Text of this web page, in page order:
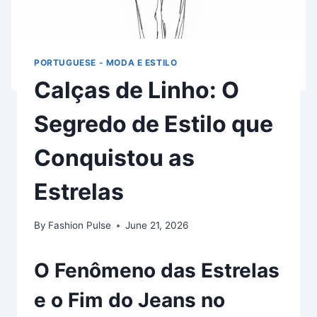
PORTUGUESE - MODA E ESTILO
Calças de Linho: O
Segredo de Estilo que
Conquistou as
Estrelas
By Fashion Pulse June 21, 2026
O Fenômeno das Estrelas
e o Fim do Jeans no